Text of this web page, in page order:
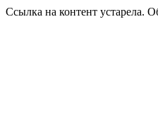
Ссылка на контент устарела.